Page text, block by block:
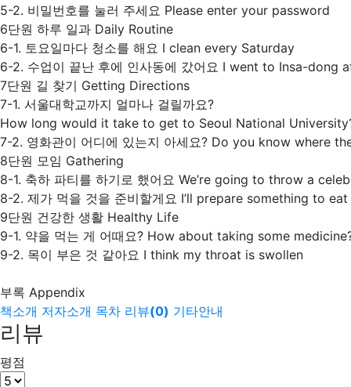
5-2. 비밀번호를 눌러 주세요 Please enter your password
6단원 하루 일과 Daily Routine
6-1. 토요일마다 청소를 해요 I clean every Saturday
6-2. 수업이 끝난 후에 인사동에 갔어요 I went to Insa-dong
7단원 길 찾기 Getting Directions
7-1. 서울대학교까지 얼마나 걸릴까요?
How long would it take to get to Seoul National
7-2. 영화관이 어디에 있는지 아세요? Do you know where
8단원 모임 Gathering
8-1. 축하 파티를 하기로 했어요 We’re going to throw a
8-2. 제가 먹을 것을 준비할게요 I’ll prepare something to eat
9단원 건강한 생활 Healthy Life
9-1. 약을 먹는 게 어때요? How about taking some
9-2. 목이 부은 것 같아요 I think my throat is swollen
부록 Appendix
책소개 저자소개 목차 리뷰(0) 기타안내
리뷰
평점